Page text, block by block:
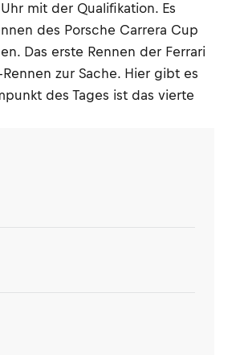
mit der Qualifikation. Es
des Porsche Carrera Cup
Das erste Rennen der Ferrari
zur Sache. Hier gibt es
des Tages ist das vierte